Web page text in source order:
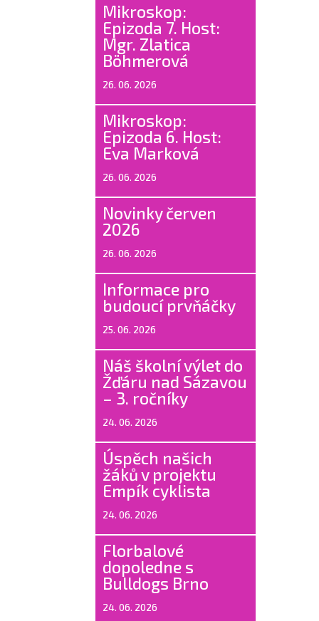
Mikroskop:
Epizoda 7. Host:
Mgr. Zlatica
Böhmerová
26. 06. 2026
Mikroskop:
Epizoda 6. Host:
Eva Marková
26. 06. 2026
Novinky červen
2026
26. 06. 2026
Informace pro
budoucí prvňáčky
25. 06. 2026
Náš školní výlet do
Žďáru nad Sázavou
– 3. ročníky
24. 06. 2026
Úspěch našich
žáků v projektu
Empík cyklista
24. 06. 2026
Florbalové
dopoledne s
Bulldogs Brno
24. 06. 2026